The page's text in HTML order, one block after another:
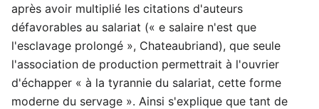
après avoir multiplié les citations d'auteurs
défavorables au salariat (« e salaire n'est que
l'esclavage prolongé », Chateaubriand), que seule
l'association de production permettrait à l'ouvrier
d'échapper « à la tyrannie du salariat, cette forme
moderne du servage ». Ainsi s'explique que tant de